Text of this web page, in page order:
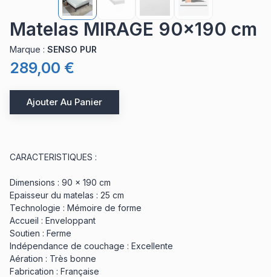
Matelas MIRAGE 90x190 cm
Marque : SENSO PUR
289,00 €
Ajouter Au Panier
CARACTERISTIQUES :
Dimensions : 90 x 190 cm
Epaisseur du matelas : 25 cm
Technologie : Mémoire de forme
Accueil : Enveloppant
Soutien : Ferme
Indépendance de couchage : Excellente
Aération : Très bonne
Fabrication : Française